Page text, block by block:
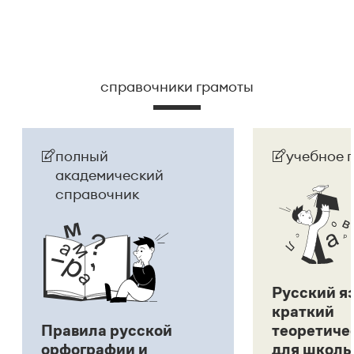
справочники грамоты
полный
академический
справочник
Правила русской
орфографии и
учебное
Русский
краткий
для